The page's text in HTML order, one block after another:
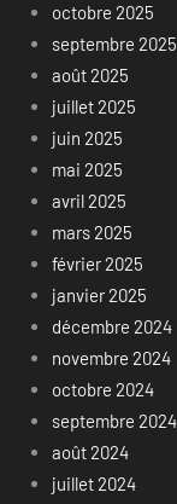
octobre 2025
septembre 2025
août 2025
juillet 2025
juin 2025
mai 2025
avril 2025
mars 2025
février 2025
janvier 2025
décembre 2024
novembre 2024
octobre 2024
septembre 2024
août 2024
juillet 2024